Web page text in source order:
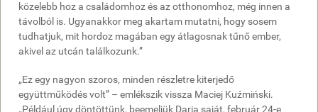
közelebb hoz a családomhoz és az otthonomhoz, még innen a
távolból is. Ugyanakkor meg akartam mutatni, hogy sosem
tudhatjuk, mit hordoz magában egy átlagosnak tűnő ember,
akivel az utcán találkozunk.”
„Ez egy nagyon szoros, minden részletre kiterjedő
együttműködés volt” – emlékszik vissza Maciej Kuźmiński.
„Például úgy döntöttünk, beemeljük Daria saját, február 24-e